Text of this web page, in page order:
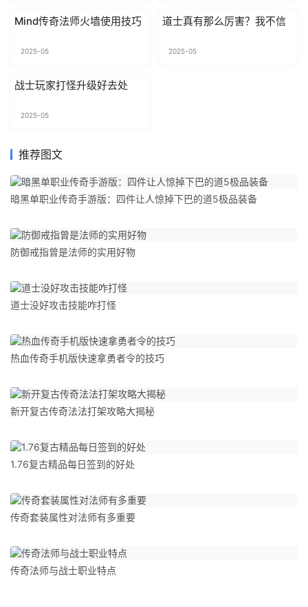
Mind传奇法师火墙使用技巧
2025-05
道士真有那么厉害？我不信
2025-05
战士玩家打怪升级好去处
2025-05
推荐图文
暗黑单职业传奇手游版：四件让人惊掉下巴的道5极品装备
防御戒指曾是法师的实用好物
道士没好攻击技能咋打怪
热血传奇手机版快速拿勇者令的技巧
新开复古传奇法法打架攻略大揭秘
1.76复古精品每日签到的好处
传奇套装属性对法师有多重要
传奇法师与战士职业特点